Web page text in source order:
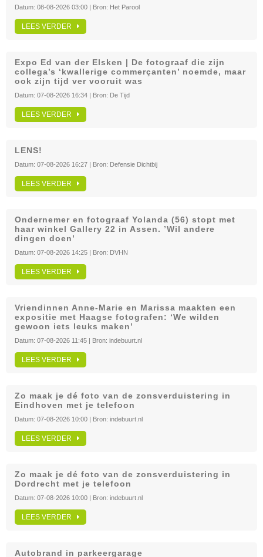
Datum: 08-08-2026 03:00 | Bron: Het Parool
LEES VERDER
Expo Ed van der Elsken | De fotograaf die zijn
collega’s ‘kwallerige commerçanten’ noemde, maar
ook zijn tijd ver vooruit was
Datum: 07-08-2026 16:34 | Bron: De Tijd
LEES VERDER
LENS!
Datum: 07-08-2026 16:27 | Bron: Defensie Dichtbij
LEES VERDER
Ondernemer en fotograaf Yolanda (56) stopt met
haar winkel Gallery 22 in Assen. ’Wil andere
dingen doen’
Datum: 07-08-2026 14:25 | Bron: DVHN
LEES VERDER
Vriendinnen Anne-Marie en Marissa maakten een
expositie met Haagse fotografen: ‘We wilden
gewoon iets leuks maken’
Datum: 07-08-2026 11:45 | Bron: indebuurt.nl
LEES VERDER
Zo maak je dé foto van de zonsverduistering in
Eindhoven met je telefoon
Datum: 07-08-2026 10:00 | Bron: indebuurt.nl
LEES VERDER
Zo maak je dé foto van de zonsverduistering in
Dordrecht met je telefoon
Datum: 07-08-2026 10:00 | Bron: indebuurt.nl
LEES VERDER
Autobrand in parkeergarage